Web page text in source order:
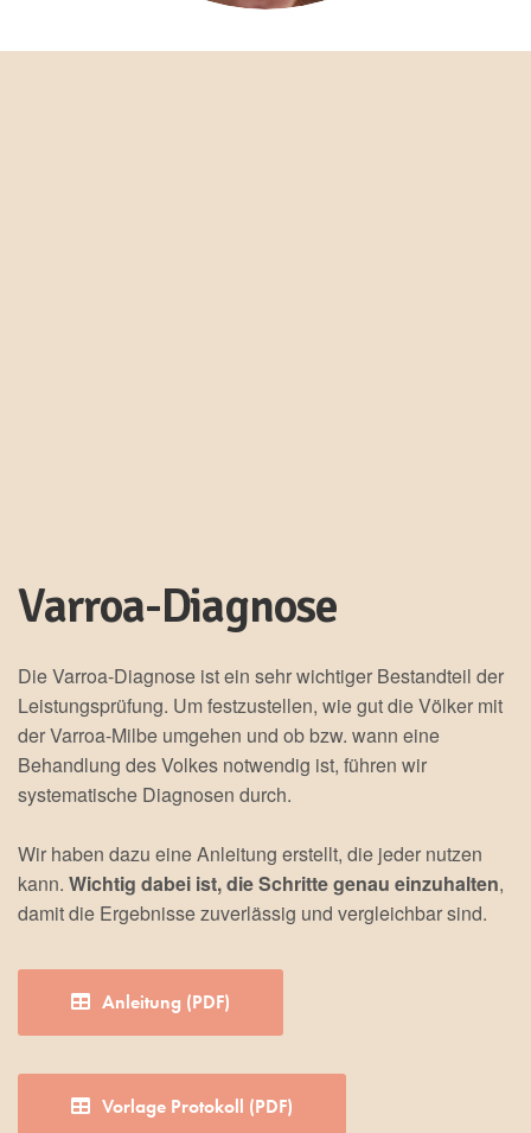
Varroa-Diagnose
Die Varroa-Diagnose ist ein sehr wichtiger Bestandteil der
Leistungsprüfung. Um festzustellen, wie gut die Völker mit
der Varroa-Milbe umgehen und ob bzw. wann eine
Behandlung des Volkes notwendig ist, führen wir
systematische Diagnosen durch.
Wir haben dazu eine Anleitung erstellt, die jeder nutzen
kann.Wichtig dabei ist, die Schritte genau einzuhalten,
damit die Ergebnisse zuverlässig und vergleichbar sind.
Anleitung (PDF)
Vorlage Protokoll (PDF)